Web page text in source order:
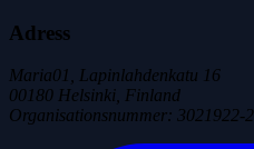
Adress
Maria01, Lapinlahdenkatu 16
00180 Helsinki, Finland
Organisationsnummer: 3021922-2